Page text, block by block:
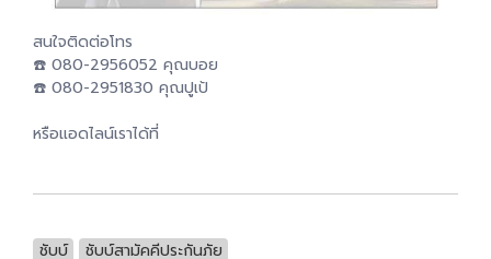
สนใจติดต่อโทร
☎️ 080-2956052 คุณบอย
☎️ 080-2951830 คุณปูเป้
หรือแอดไลน์เราได้ที่
ชับบ์ ชับบ์สามัคคีประกันภัย